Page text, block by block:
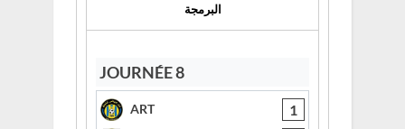
البرمجة
JOURNÉE 8
ART
1